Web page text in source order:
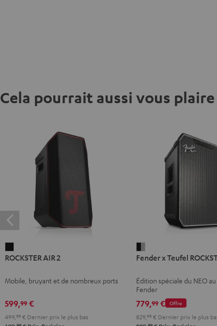
Cela pourrait aussi vous plaire
AIR
Noir
ROCKSTER AIR 2
Mobile, bruyant et de nombreux ports
599,99 €
499, 99 € Dernier prix le plus bas
x
ROCKSTER
NEO
Black
&
Fender x Teufel
Édition spéciale du NEO
Fender
Offre
779,99€
829, 99€Dernier prix le plus